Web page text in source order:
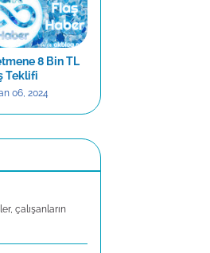
8 Bin TL
Teklifi
06, 2024
çalışanların